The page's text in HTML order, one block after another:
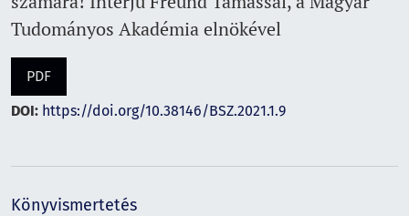
Tudományos Akadémia elnökével
PDF
DOI: https://doi.org/10.38146/BSZ.2021.1.9
Könyvismertetés